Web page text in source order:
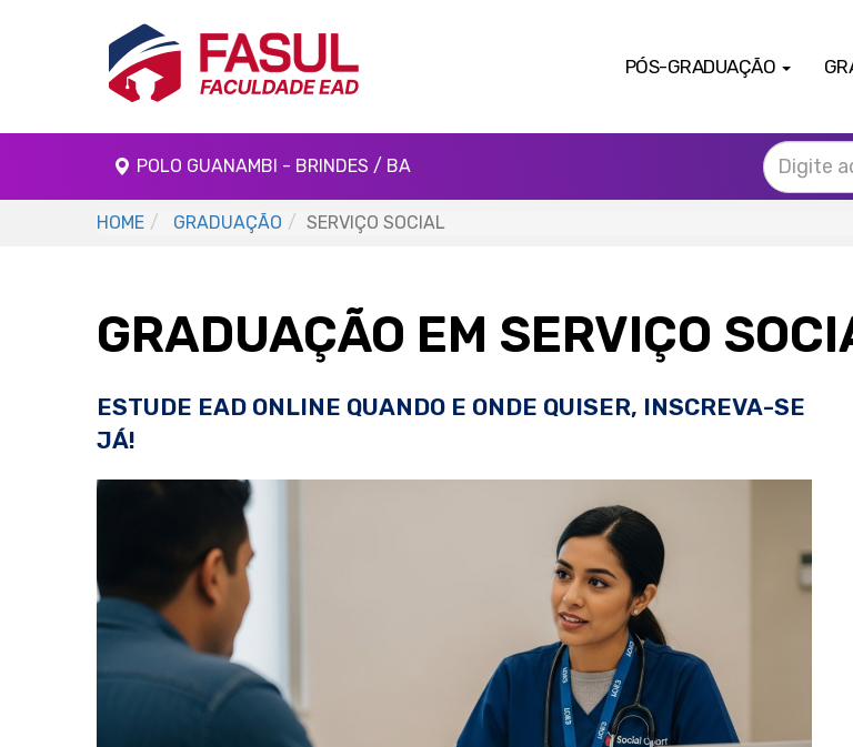
PÓS-GRADUAÇÃO
POLO GUANAMBI - BRINDES / BA
HOME GRADUAÇÃO SERVIÇO SOCIAL
GRADUAÇÃO EM SERVIÇO
ESTUDE EAD ONLINE QUANDO E ONDE QUISER, INSCREVA-SE
JÁ!